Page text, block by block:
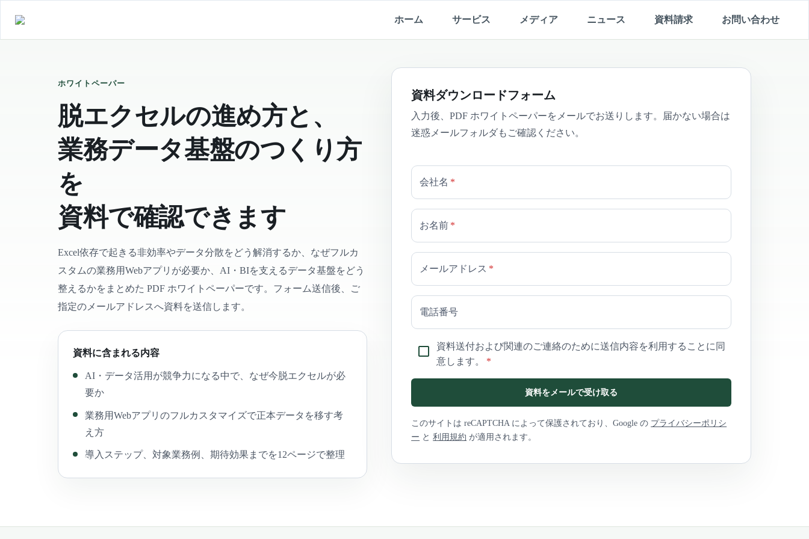
ホーム サービス メディア ニュース 資料請求 お問い合わせ
ホワイトペーパー
脱エクセルの進め方と、
業務データ基盤のつくり方
を
資料で確認できます
Excel依存で起きる非効率やデータ分散をどう解消するか、なぜフルカ
スタムの業務用Webアプリが必要か、AI・BIを支えるデータ基盤をどう
整えるかをまとめた PDF ホワイトペーパーです。フォーム送信後、ご
指定のメールアドレスへ資料を送信します。
資料に含まれる内容
AI・データ活用が競争力になる中で、なぜ今脱エクセルが必
要か
業務用Webアプリのフルカスタマイズで正本データを移す考
え方
導入ステップ、対象業務例、期待効果までを12ページで整理
資料ダウンロードフォーム
入力後、PDF ホワイトペーパーをメールでお送りします。届かない場合は
迷惑メールフォルダもご確認ください。
会社名 *
お名前 *
メールアドレス *
電話番号
資料送付および関連のご連絡のために送信内容を利用することに同
意します。
*
資料をメールで受け取る
このサイトは reCAPTCHA によって保護されており、Google の プライバシーポリシ
ー と 利用規約 が適用されます。